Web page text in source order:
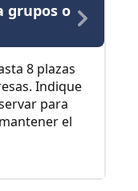
grupos o
8 plazas
Indique
para
el